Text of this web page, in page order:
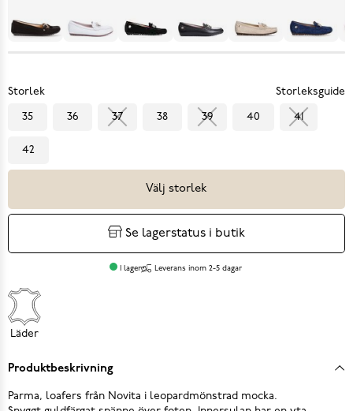
Storlek Storleksguide
35 36 37 38 39 40 41
42
Välj storlek
Se lagerstatus i butik
I lager Leverans inom 2-5 dagar
Läder
Produktbeskrivning
Parma, loafers från Novita i leopardmönstrad mocka.